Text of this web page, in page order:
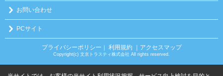
お問い合わせ
PCサイト
プライバシーポリシー ｜ 利用規約 ｜アクセスマップ
Copyright(c) 文京トラスティ株式会社 All rights reserved.